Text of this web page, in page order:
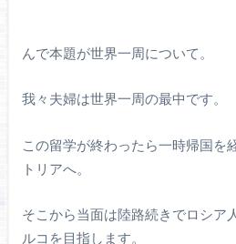
んで本題が世界一周について。
我々夫婦は世界一周の最中です。
この留学が終わったら一時帰国を
トリアへ。
そこから当面は陸路続きでロシア
ルコを目指します。